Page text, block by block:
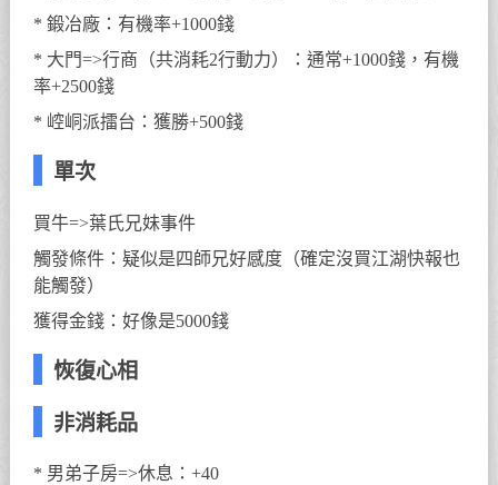
* 鍛冶廠：有機率+1000錢
* 大門=>行商（共消耗2行動力）：通常+1000錢，有機
率+2500錢
* 崆峒派擂台：獲勝+500錢
單次
買牛=>葉氏兄妹事件
觸發條件：疑似是四師兄好感度（確定沒買江湖快報也
能觸發）
獲得金錢：好像是5000錢
恢復心相
非消耗品
* 男弟子房=>休息：+40